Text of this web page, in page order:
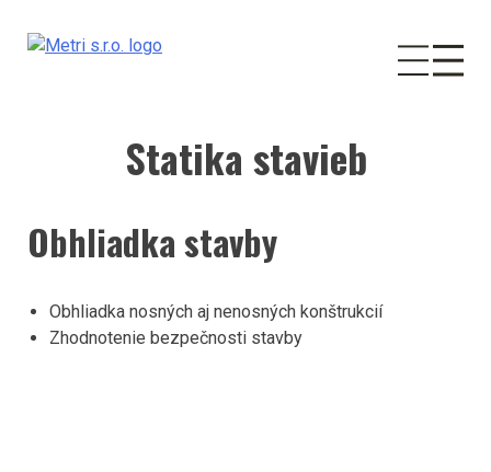
Skip
to
Statika stavieb
Obhliadka stavby
Obhliadka nosných aj nenosných konštrukcií
Zhodnotenie bezpečnosti stavby